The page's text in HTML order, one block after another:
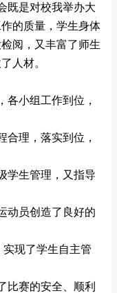
既是对校我举办大
的质量，学生身体
阅，又丰富了师生
人材。
各小组工作到位，
合理，落实到位，
学生管理，又指导
动员创造了良好的
实现了学生自主管
比赛的安全、顺利